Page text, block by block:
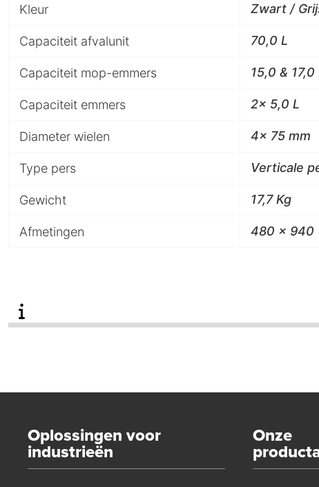
Kleur Zwart /
Capaciteit afvalunit 70,0 L
Capaciteit mop-emmers 15,0 & 17,0
Capaciteit emmers 2x 5,0 L
Diameter wielen 4x 75 mm
Type pers Verticale
Gewicht 17,7 Kg
Afmetingen 480 x 940
Oplossingen voor
industrieën
Onze